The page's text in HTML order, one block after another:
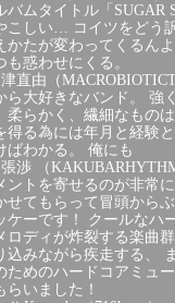
バムタイトル「SUGAR
こしい… コイツをどう
かたが変わってくるん
も惑わせにくる。
直由（
ら大好きなバンド。 強
柔らかく、繊細なもの
得る為には年月と経験
ばわかる。 俺にも
渉 （
ントを寄せるのが非常
せてもらって冒頭から
ケーです！ クールなハ
ロディが炸裂する楽曲
込みながら疾走する、
ためのハードコアミュ
らいました！